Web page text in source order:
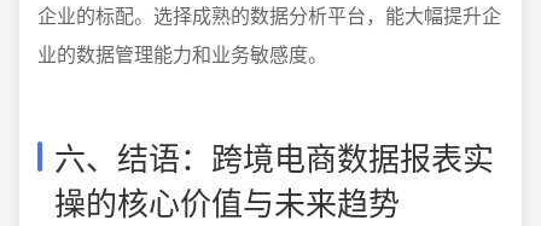
企业的标配。选择成熟的数据分析平台，能大幅提升企
业的数据管理能力和业务敏感度。
六、结语：跨境电商数据报表实
操的核心价值与未来趋势